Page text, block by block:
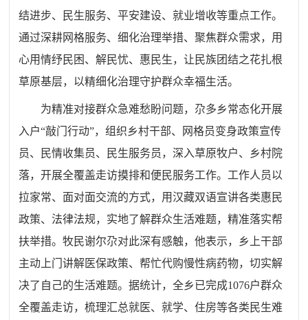
结进步、民生服务、平安建设、就业增收等重点工作。
通过深耕网格服务、细化治理举措、聚焦群众需求，用
心用情纾民困、解民忧、惠民生，让民族团结之花扎根
草原基层，以精细化治理守护群众幸福生活。
为精准对接群众急难愁盼问题，尕多乡常态化开展
入户“敲门行动”，组织乡村干部、网格员变身政策宣传
员、民情收集员、民生服务员，深入草原牧户、乡村院
落，开展全覆盖走访摸排和便民服务工作。工作人员以
拉家常、面对面交流的方式，用汉藏双语宣讲各类惠民
政策、法律法规，实地了解群众生活难题，精准落实帮
扶举措。牧民谢尔尕对此深有感触，他表示，乡上干部
主动上门讲解医保政策、帮忙代购慢性病药物，切实解
决了自己的生活难题。据统计，全乡已完成1076户群众
全覆盖走访，梳理汇总就医、就学、住房等各类民生难